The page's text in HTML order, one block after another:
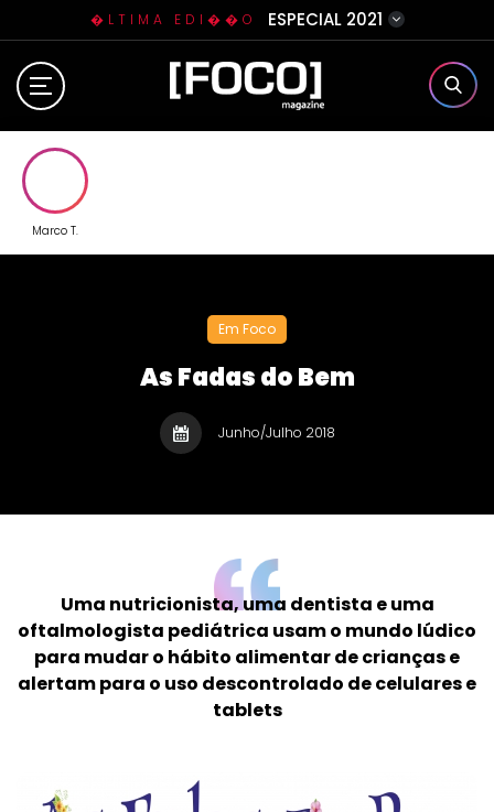
�LTIMA EDI��O ESPECIAL 2021
Home
Contato
Marco T.
Em Foco
As Fadas do Bem
Junho/Julho 2018
Uma nutricionista, uma dentista e uma
oftalmologista pediátrica usam o mundo lúdico
para mudar o hábito alimentar de crianças e
alertam para o uso descontrolado de celulares e
tablets